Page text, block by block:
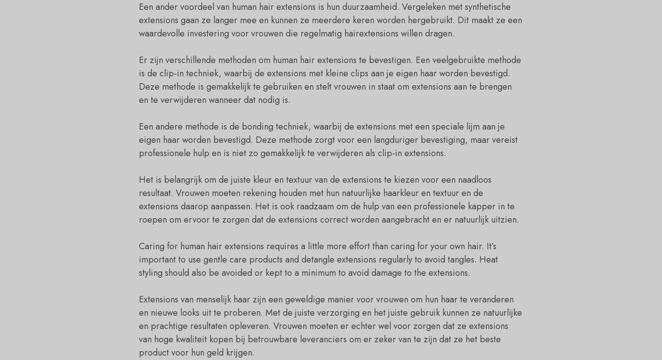
Een ander voordeel van human hair extensions is hun duurzaamheid. Vergeleken met synthetische
extensions gaan ze langer mee en kunnen ze meerdere keren worden hergebruikt. Dit maakt ze een
waardevolle investering voor vrouwen die regelmatig hairextensions willen dragen.
Er zijn verschillende methoden om human hair extensions te bevestigen. Een veelgebruikte methode
is de clip-in techniek, waarbij de extensions met kleine clips aan je eigen haar worden bevestigd.
Deze methode is gemakkelijk te gebruiken en stelt vrouwen in staat om extensions aan te brengen
en te verwijderen wanneer dat nodig is.
Een andere methode is de bonding techniek, waarbij de extensions met een speciale lijm aan je
eigen haar worden bevestigd. Deze methode zorgt voor een langduriger bevestiging, maar vereist
professionele hulp en is niet zo gemakkelijk te verwijderen als clip-in extensions.
Het is belangrijk om de juiste kleur en textuur van de extensions te kiezen voor een naadloos
resultaat. Vrouwen moeten rekening houden met hun natuurlijke haarkleur en textuur en de
extensions daarop aanpassen. Het is ook raadzaam om de hulp van een professionele kapper in te
roepen om ervoor te zorgen dat de extensions correct worden aangebracht en er natuurlijk uitzien.
Caring for human hair extensions requires a little more effort than caring for your own hair. It’s
important to use gentle care products and detangle extensions regularly to avoid tangles. Heat
styling should also be avoided or kept to a minimum to avoid damage to the extensions.
Extensions van menselijk haar zijn een geweldige manier voor vrouwen om hun haar te veranderen
en nieuwe looks uit te proberen. Met de juiste verzorging en het juiste gebruik kunnen ze natuurlijke
en prachtige resultaten opleveren. Vrouwen moeten er echter wel voor zorgen dat ze extensions
van hoge kwaliteit kopen bij betrouwbare leveranciers om er zeker van te zijn dat ze het beste
product voor hun geld krijgen.